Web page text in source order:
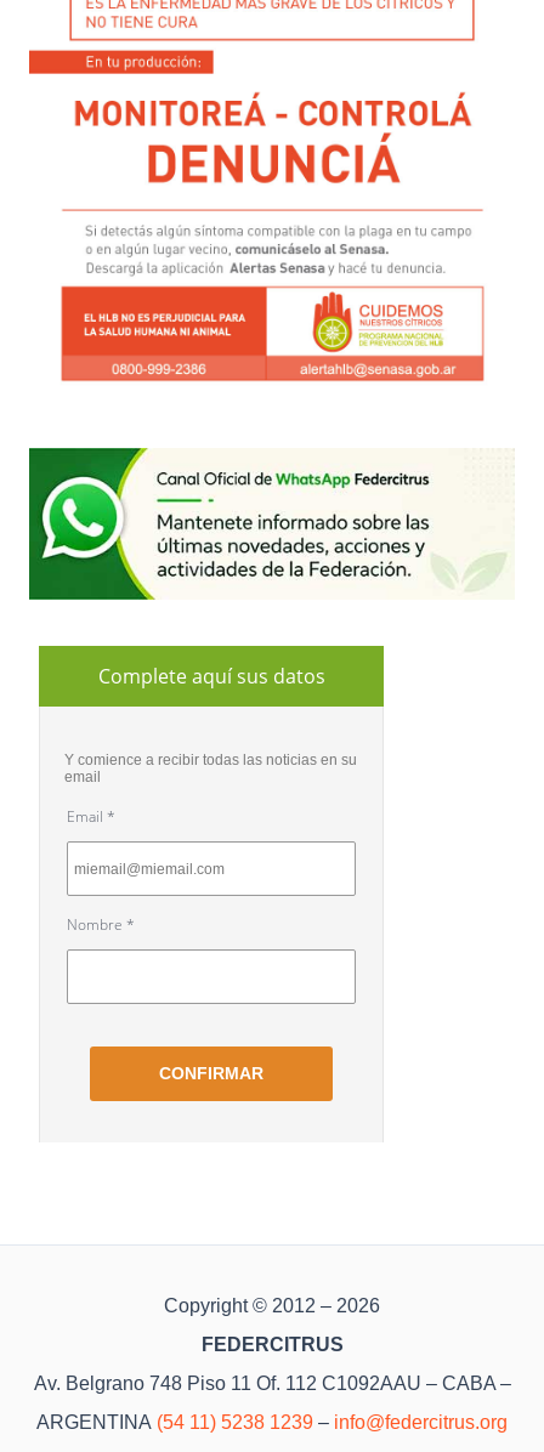
Copyright © 2012 – 2026
FEDERCITRUS
Av. Belgrano 748 Piso 11 Of. 112 C1092AAU – CABA –
ARGENTINA (54 11) 5238 1239 – info@federcitrus.org